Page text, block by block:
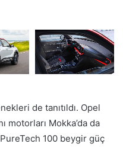
de tanıtıldı. Opel
motorları Mokka’da da
100 beygir güç